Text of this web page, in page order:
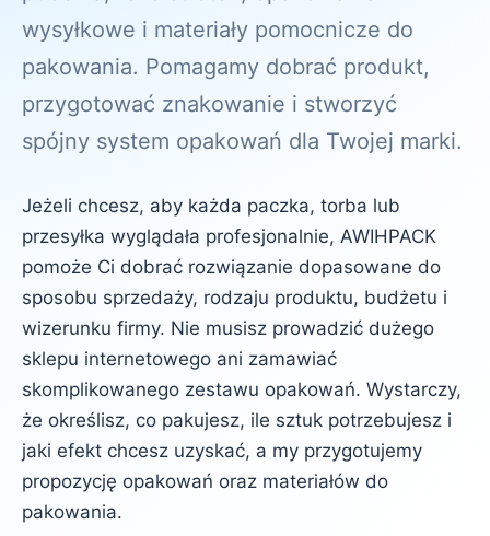
wysyłkowe i materiały pomocnicze do
pakowania. Pomagamy dobrać produkt,
przygotować znakowanie i stworzyć
spójny system opakowań dla Twojej marki.
Jeżeli chcesz, aby każda paczka, torba lub
przesyłka wyglądała profesjonalnie, AWIHPACK
pomoże Ci dobrać rozwiązanie dopasowane do
sposobu sprzedaży, rodzaju produktu, budżetu i
wizerunku firmy. Nie musisz prowadzić dużego
sklepu internetowego ani zamawiać
skomplikowanego zestawu opakowań. Wystarczy,
że określisz, co pakujesz, ile sztuk potrzebujesz i
jaki efekt chcesz uzyskać, a my przygotujemy
propozycję opakowań oraz materiałów do
pakowania.